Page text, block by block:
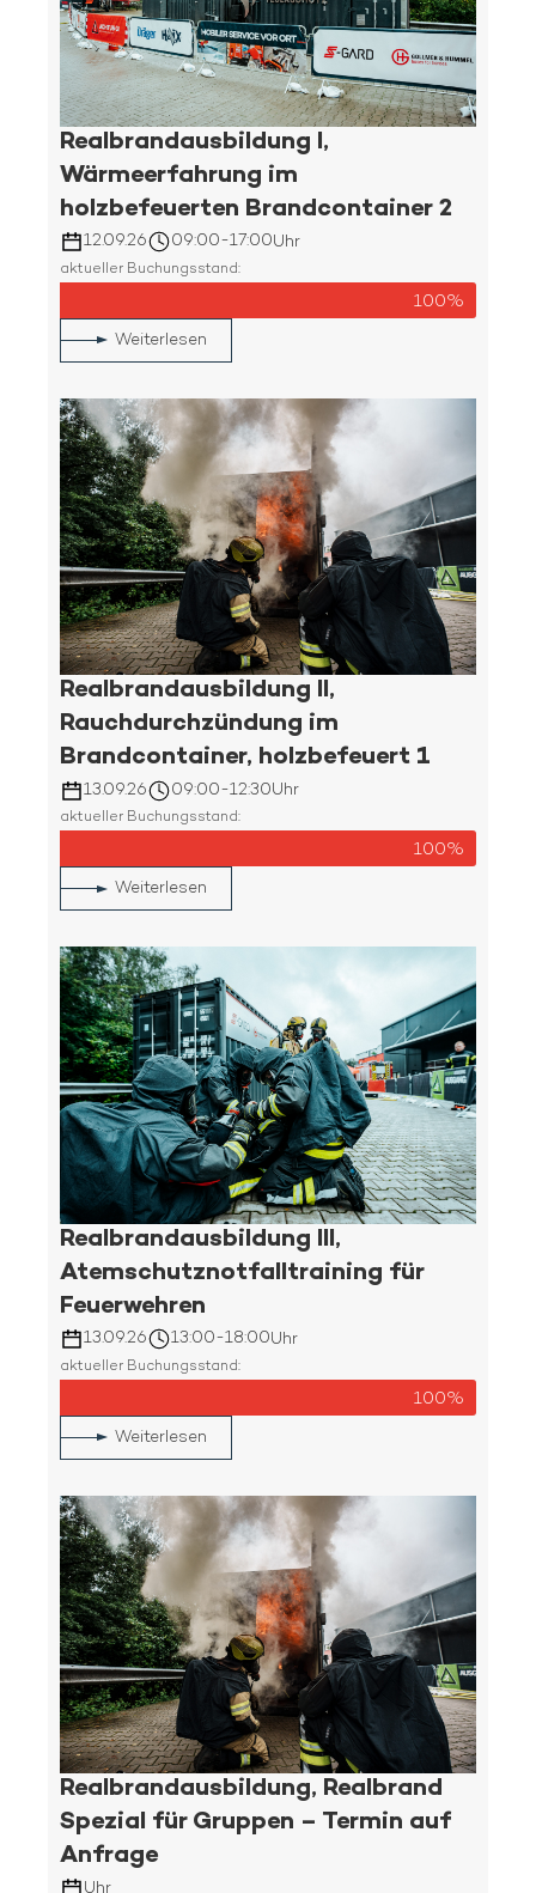
Realbrandausbildung I,
Wärmeerfahrung im
holzbefeuerten Brandcontainer 2
12.09.26 09:00-17:00Uhr
aktueller Buchungsstand:
100%
Weiterlesen
Realbrandausbildung II,
Rauchdurchzündung im
Brandcontainer, holzbefeuert 1
13.09.26 09:00-12:30Uhr
aktueller Buchungsstand:
100%
Weiterlesen
Realbrandausbildung III,
Atemschutznotfalltraining für
Feuerwehren
13.09.26 13:00-18:00Uhr
aktueller Buchungsstand:
100%
Weiterlesen
Realbrandausbildung, Realbrand
Spezial für Gruppen – Termin auf
Anfrage
Uhr